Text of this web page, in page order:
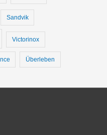
Sandvik
Victorinox
Überleben